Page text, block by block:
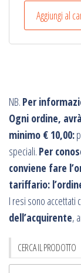
Aggiungi al
NB. Per
Ogni ordine,
minimo € 10,00:
speciali. Per
conviene fare
tariffario:
I resi sono accettati
dell’acquirente,
CERCA IL PRODOTTO